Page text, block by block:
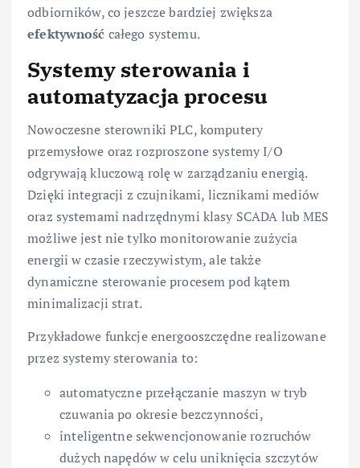
odbiorników, co jeszcze bardziej zwiększa
efektywność całego systemu.
Systemy sterowania i
automatyzacja procesu
Nowoczesne sterowniki PLC, komputery
przemysłowe oraz rozproszone systemy I/O
odgrywają kluczową rolę w zarządzaniu energią.
Dzięki integracji z czujnikami, licznikami mediów
oraz systemami nadrzędnymi klasy SCADA lub MES
możliwe jest nie tylko monitorowanie zużycia
energii w czasie rzeczywistym, ale także
dynamiczne sterowanie procesem pod kątem
minimalizacji strat.
Przykładowe funkcje energooszczędne realizowane
przez systemy sterowania to:
automatyczne przełączanie maszyn w tryb
czuwania po okresie bezczynności,
inteligentne sekwencjonowanie rozruchów
dużych napędów w celu uniknięcia szczytów